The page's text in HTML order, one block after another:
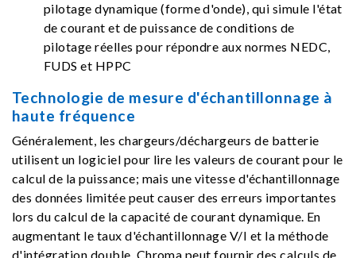
pilotage dynamique (forme d'onde), qui simule l'état
de courant et de puissance de conditions de
pilotage réelles pour répondre aux normes NEDC,
FUDS et HPPC
Technologie de mesure d'échantillonnage à
haute fréquence
Généralement, les chargeurs/déchargeurs de batterie
utilisent un logiciel pour lire les valeurs de courant pour le
calcul de la puissance; mais une vitesse d'échantillonnage
des données limitée peut causer des erreurs importantes
lors du calcul de la capacité de courant dynamique. En
augmentant le taux d'échantillonnage V/I et la méthode
d'intégration double, Chroma peut fournir des calculs de